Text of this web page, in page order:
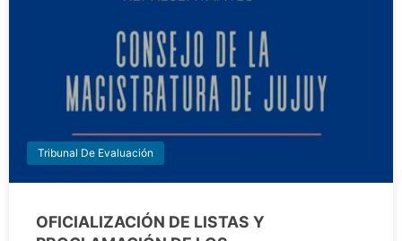
Tribunal De Evaluación
OFICIALIZACIÓN DE LISTAS Y